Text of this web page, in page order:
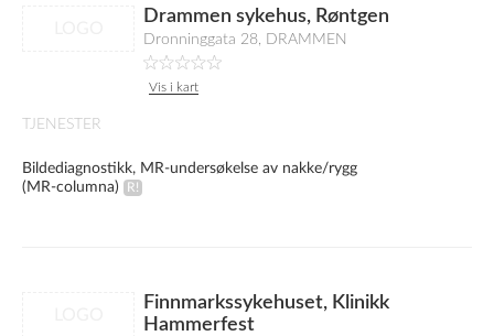
Drammen sykehus, Røntgen
Dronninggata 28, DRAMMEN
Vis i kart
TJENESTER
Bildediagnostikk, MR-undersøkelse av nakke/rygg
(MR-columna)
Finnmarkssykehuset, Klinikk
Hammerfest